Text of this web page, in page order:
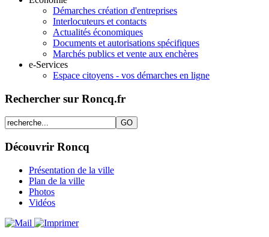
Démarches création d'entreprises
Interlocuteurs et contacts
Actualités économiques
Documents et autorisations spécifiques
Marchés publics et vente aux enchères
e-Services
Espace citoyens - vos démarches en ligne
Rechercher sur Roncq.fr
Découvrir Roncq
Présentation de la ville
Plan de la ville
Photos
Vidéos